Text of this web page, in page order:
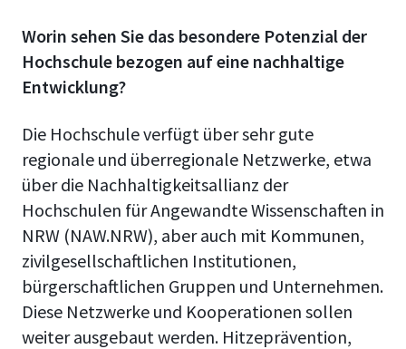
Worin sehen Sie das besondere Potenzial der
Hochschule bezogen auf eine nachhaltige
Entwicklung?
Die Hochschule verfügt über sehr gute
regionale und überregionale Netzwerke, etwa
über die Nachhaltigkeitsallianz der
Hochschulen für Angewandte Wissenschaften in
NRW (NAW.NRW), aber auch mit Kommunen,
zivilgesellschaftlichen Institutionen,
bürgerschaftlichen Gruppen und Unternehmen.
Diese Netzwerke und Kooperationen sollen
weiter ausgebaut werden. Hitzeprävention,